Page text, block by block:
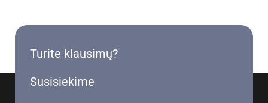
Turite klausimų?
Susisiekime